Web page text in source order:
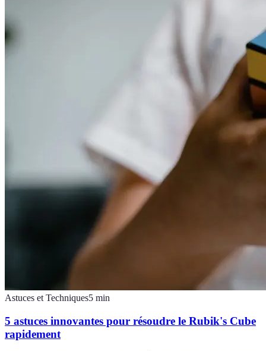
Astuces et Techniques5 min
5 astuces innovantes pour résoudre le Rubik's Cube
rapidement